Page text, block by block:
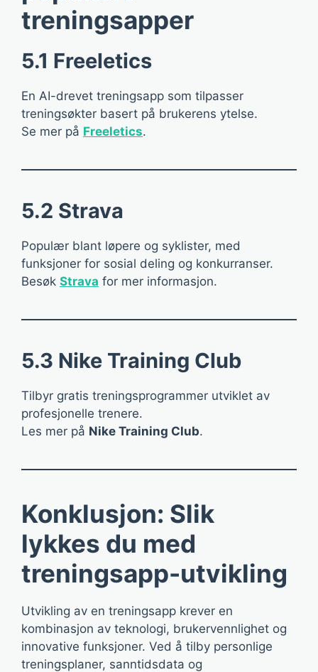
treningsapper
5.1 Freeletics
En AI-drevet treningsapp som tilpasser
treningsøkter basert på brukerens ytelse.
Se mer på Freeletics.
5.2 Strava
Populær blant løpere og syklister, med
funksjoner for sosial deling og konkurranser.
Besøk Strava for mer informasjon.
5.3 Nike Training Club
Tilbyr gratis treningsprogrammer utviklet av
profesjonelle trenere.
Les mer på Nike Training Club.
Konklusjon: Slik
lykkes du med
treningsapp-utvikling
Utvikling av en treningsapp krever en
kombinasjon av teknologi, brukervennlighet og
innovative funksjoner. Ved å tilby personlige
treningsplaner, sanntidsdata og